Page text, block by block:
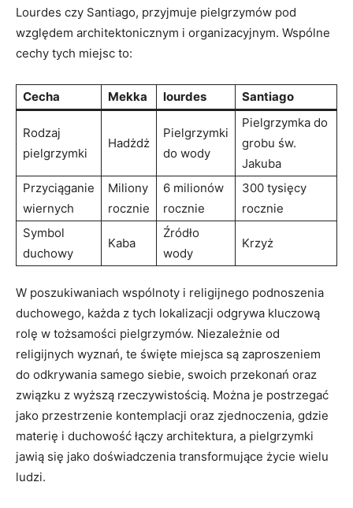
Lourdes czy Santiago, przyjmuje pielgrzymów pod
względem architektonicznym i organizacyjnym. Wspólne
cechy tych miejsc to:
Cecha Mekka lourdes Santiago
Rodzaj
pielgrzymki
Hadżdż
Pielgrzymki
do wody
Pielgrzymka do
grobu św.
Jakuba
Przyciąganie
wiernych
Miliony
rocznie
6 milionów
rocznie
300 tysięcy
rocznie
Symbol
duchowy
Kaba
Źródło
wody
Krzyż
W poszukiwaniach wspólnoty i religijnego podnoszenia
duchowego, każda z tych lokalizacji odgrywa kluczową
rolę w tożsamości pielgrzymów. Niezależnie od
religijnych wyznań, te święte miejsca są zaproszeniem
do odkrywania samego siebie, swoich przekonań oraz
związku z wyższą rzeczywistością. Można je postrzegać
jako przestrzenie kontemplacji oraz zjednoczenia, gdzie
materię i duchowość łączy architektura, a pielgrzymki
jawią się jako doświadczenia transformujące życie wielu
ludzi.